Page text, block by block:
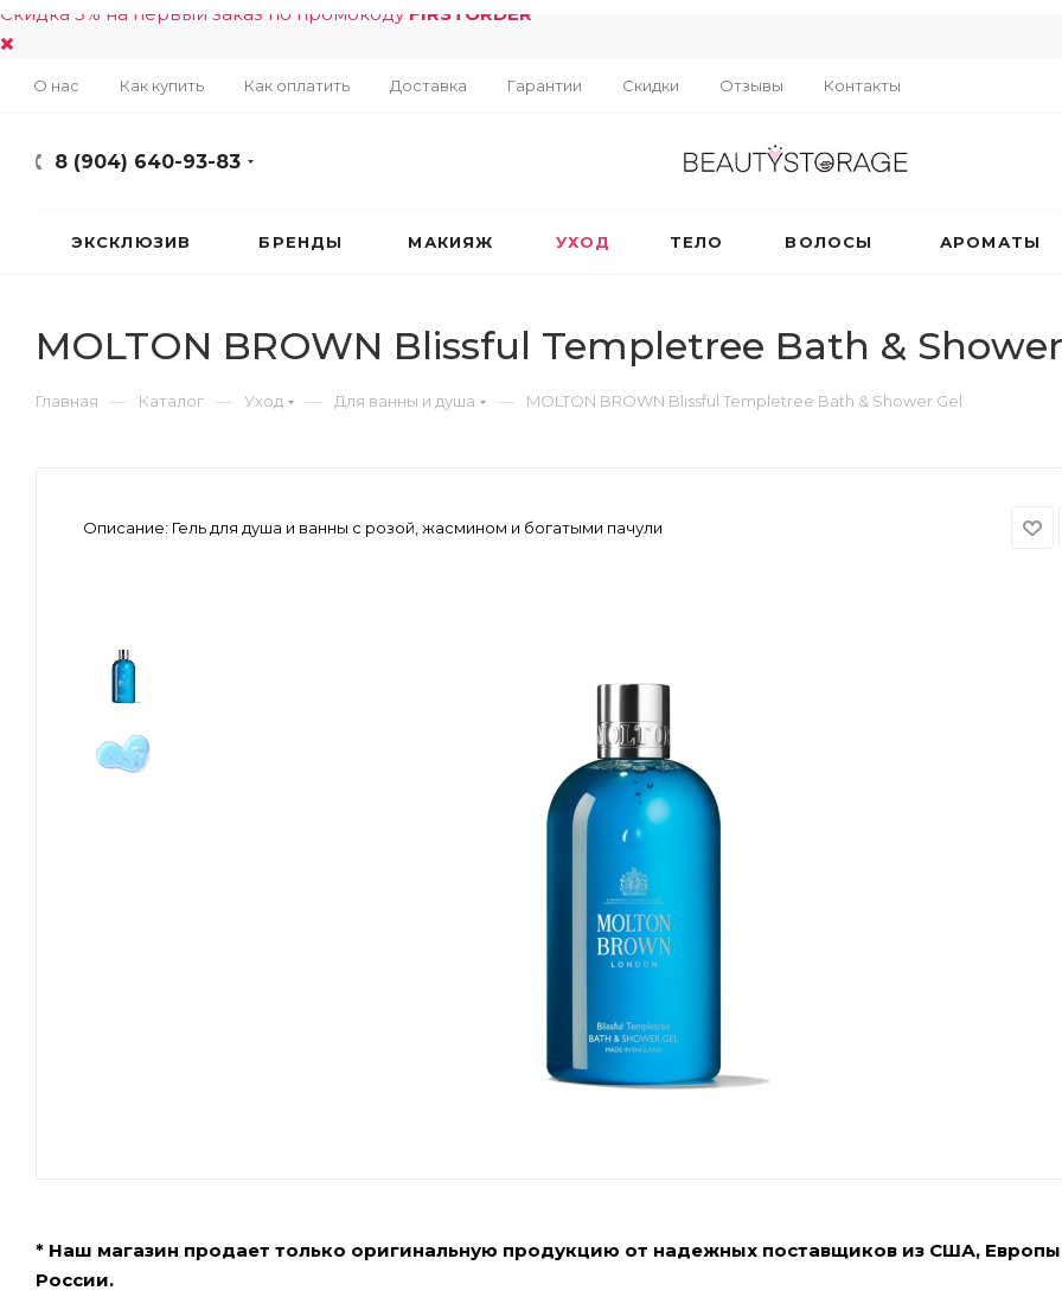
Скидка 5% на первый заказ по промокоду FIRSTORDER
О нас Как купить Как оплатить Доставка Гарантии Скидки Отзывы Контакты
8 (904) 640-93-83
ЭКСКЛЮЗИВ БРЕНДЫ МАКИЯЖ УХОД ТЕЛО ВОЛОСЫ АРОМАТЫ
MOLTON BROWN Blissful Templetree Bath &
Главная — Каталог — Уход — Для ванны и душа — MOLTON BROWN Blissful Templetree Bath & Shower Gel
Описание: Гель для душа и ванны с розой, жасмином и богатыми пачули
* Наш магазин продает только оригинальную продукцию от надежных поставщиков из США,
России.